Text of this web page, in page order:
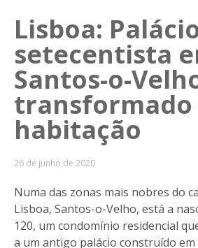
Lisboa:
setecentista
Santos-o-
transformado
habitação
26 de junho de 2020
Numa das zonas mais nobres do
Lisboa, Santos-o-Velho, está a
120, um condomínio residencial
a um antigo palácio construído em